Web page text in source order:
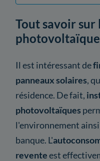
Tout savoir
Il est intéressant de
panneaux solaires,
résidence. De fait,
photovoltaïques
l'environnement
banque. L'
reventeest